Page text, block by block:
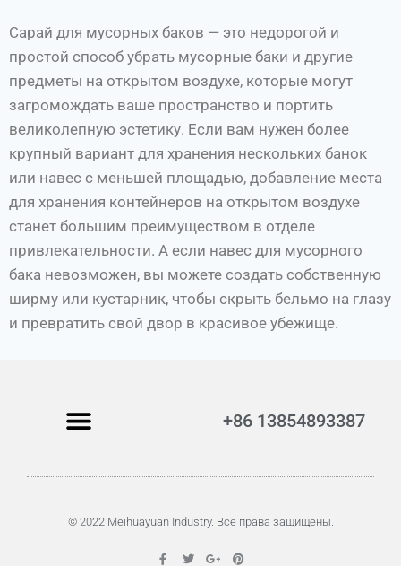
Сарай для мусорных баков — это недорогой и
простой способ убрать мусорные баки и другие
предметы на открытом воздухе, которые могут
загромождать ваше пространство и портить
великолепную эстетику. Если вам нужен более
крупный вариант для хранения нескольких банок
или навес с меньшей площадью, добавление места
для хранения контейнеров на открытом воздухе
станет большим преимуществом в отделе
привлекательности. А если навес для мусорного
бака невозможен, вы можете создать собственную
ширму или кустарник, чтобы скрыть бельмо на глазу
и превратить свой двор в красивое убежище.
+86 13854893387
© 2022 Meihuayuan Industry. Все права защищены.